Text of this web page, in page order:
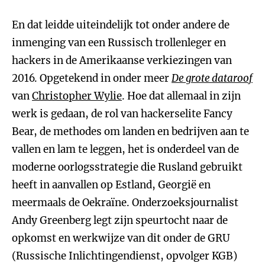
En dat leidde uiteindelijk tot onder andere de
inmenging van een Russisch trollenleger en
hackers in de Amerikaanse verkiezingen van
2016. Opgetekend in onder meerDe grote dataroof
vanChristopher Wylie. Hoe dat allemaal in zijn
werk is gedaan, de rol van hackerselite Fancy
Bear, de methodes om landen en bedrijven aan te
vallen en lam te leggen, het is onderdeel van de
moderne oorlogsstrategie die Rusland gebruikt
heeft in aanvallen op Estland, Georgië en
meermaals de Oekraïne. Onderzoeksjournalist
Andy Greenberg legt zijn speurtocht naar de
opkomst en werkwijze van dit onder de GRU
(Russische Inlichtingendienst, opvolger KGB)